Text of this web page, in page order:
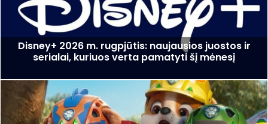
Disney+ 2026 m. rugpjūtis: naujausios juostos ir
serialai, kuriuos verta pamatyti šį mėnesį